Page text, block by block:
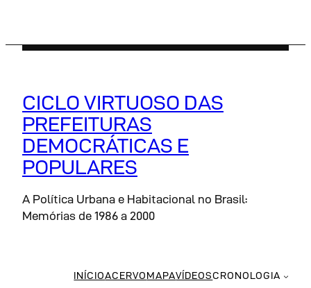
o
CICLO VIRTUOSO DAS
PREFEITURAS
DEMOCRÁTICAS E
POPULARES
A Política Urbana e Habitacional no Brasil:
Memórias de 1986 a 2000
INÍCIOACERVO MAPAVÍDEOSCRONOLOGIA